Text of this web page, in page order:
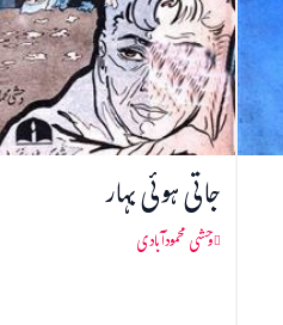
جاتی ہوئی بہار
وحشی محمودآبادی